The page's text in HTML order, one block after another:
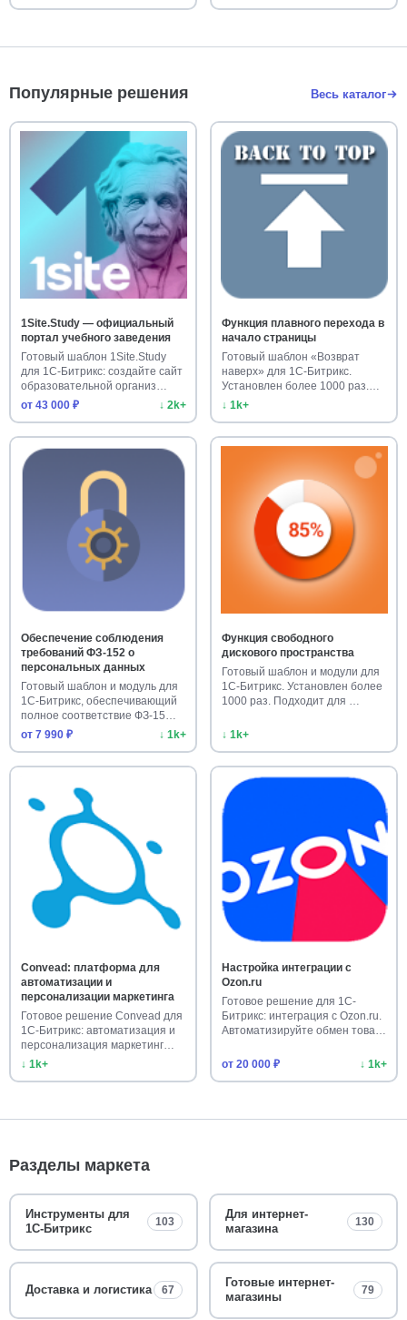
Популярные решения Весь каталог
1Site.Study — официальный
портал учебного заведения
Готовый шаблон 1Site.Study
для 1С-Битрикс: создайте сайт
образовательной организ…
от 43 000 ₽
↓ 2k+
Функция плавного перехода в
начало страницы
Готовый шаблон «Возврат
наверх» для 1С-Битрикс.
Установлен более 1000 раз.
Улучш…
↓ 1k+
Обеспечение соблюдения
требований ФЗ-152 о
персональных данных
Готовый шаблон и модуль для
1С-Битрикс, обеспечивающий
полное соответствие ФЗ-15…
от 7 990 ₽
↓ 1k+
Функция свободного
дискового пространства
Готовый шаблон и модули для
1С-Битрикс. Установлен более
1000 раз. Подходит для …
↓ 1k+
Convead: платформа для
автоматизации и
персонализации маркетинга
Готовое решение Convead для
1С-Битрикс: автоматизация и
персонализация маркетинг…
↓ 1k+
Настройка интеграции с
Ozon.ru
Готовое решение для 1С-
Битрикс: интеграция с Ozon.ru.
Автоматизируйте обмен това…
от 20 000 ₽ ↓ 1k+
Разделы маркета
Инструменты для
1С-Битрикс
103
Для интернет-
магазина
130
Доставка и логистика 67
Готовые интернет-
магазины
79